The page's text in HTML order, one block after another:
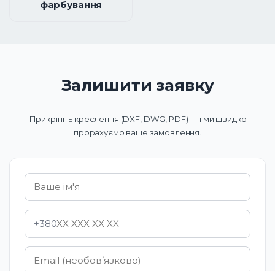
фарбування
Залишити заявку
Прикріпіть креслення (DXF, DWG, PDF) — і ми швидко
прорахуємо ваше замовлення.
+380